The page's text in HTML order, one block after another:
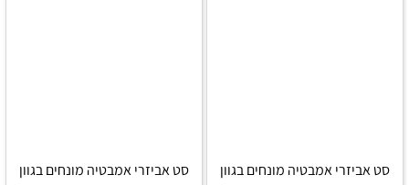
סט אביזרי אמבטיה מונחים בגוון
סט אביזרי אמבטיה מונחים בגוון